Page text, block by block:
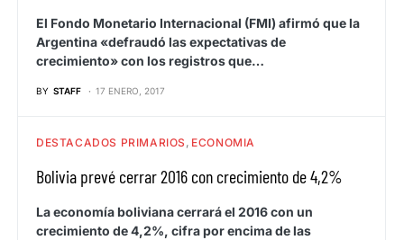
El Fondo Monetario Internacional (FMI) afirmó que la
Argentina «defraudó las expectativas de
crecimiento» con los registros que…
BY STAFF 17 ENERO, 2017
DESTACADOS PRIMARIOS ECONOMIA
Bolivia prevé cerrar 2016 con crecimiento de 4,2%
La economía boliviana cerrará el 2016 con un
crecimiento de 4,2%, cifra por encima de las